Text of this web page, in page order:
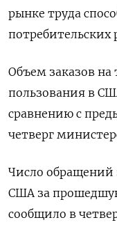
рынке труда
потребительских
Объем заказов на
пользования в
сравнению с
четверг
Число обращений
США за
сообщило в